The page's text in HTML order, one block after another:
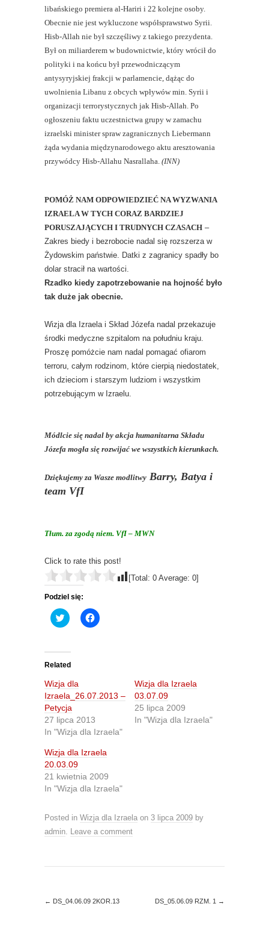
libańskiego premiera al-Hariri i 22 kolejne osoby.
Obecnie nie jest wykluczone współsprawstwo Syrii.
Hisb-Allah nie był szczęśliwy z takiego prezydenta.
Był on miliarderem w budownictwie, który wrócił do
polityki i na końcu był przewodniczącym
antysyryjskiej frakcji w parlamencie, dążąc do
uwolnienia Libanu z obcych wpływów min. Syrii i
organizacji terrorystycznych jak Hisb-Allah. Po
ogłoszeniu faktu uczestnictwa grupy w zamachu
izraelski minister spraw zagranicznych Liebermann
żąda wydania międzynarodowego aktu aresztowania
przywódcy Hisb-Allahu Nasrallaha. (INN)
POMÓŻ NAM ODPOWIEDZIEĆ NA WYZWANIA
IZRAELA W TYCH CORAZ BARDZIEJ
PORUSZAJĄCYCH I TRUDNYCH CZASACH –
Zakres biedy i bezrobocie nadal się rozszerza w
Żydowskim państwie. Datki z zagranicy spadły bo
dolar stracił na wartości.
Rzadko kiedy zapotrzebowanie na hojność było
tak duże jak obecnie.
Wizja dla Izraela i Skład Józefa nadal przekazuje
środki medyczne szpitalom na południu kraju.
Proszę pomóżcie nam nadal pomagać ofiarom
terroru, całym rodzinom, które cierpią niedostatek,
ich dzieciom i starszym ludziom i wszystkim
potrzebującym w Izraelu.
Módlcie się nadal by akcja humanitarna Składu
Józefa mogła się rozwijać we wszystkich kierunkach.
Dziękujemy za Wasze modlitwy Barry, Batya i
team VfI
Tłum. za zgodą niem. VfI – MWN
Click to rate this post!
[Total: 0 Average: 0]
Podziel się:
C
l
t
o
a
r
e
o
n
T
w
t
t
e
r
(
O
n
s
n
w
o
w
C
l
r
e
a
e
b
o
k
(
n
s
i
w
d
o
Related
Wizja dla
Izraela_26.07.2013 –
Petycja
27 lipca 2013
In "Wizja dla Izraela"
Wizja dla Izraela
03.07.09
25 lipca 2009
In "Wizja dla Izraela"
Wizja dla Izraela
20.03.09
21 kwietnia 2009
In "Wizja dla Izraela"
Posted in Wizja dla Izraela on 3 lipca 2009 by
admin. Leave a comment
← DS_04.06.09 2KOR.13 DS_05.06.09 RZM. 1 →